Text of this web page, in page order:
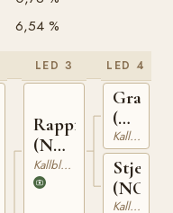
6,54 %
LED 3
Rappfot
(NO)
NT
75
Kallblodig Travare
LED 4
(NO)
NT
52
Kallblodig Travare
(NO)
Kallblodig Travare